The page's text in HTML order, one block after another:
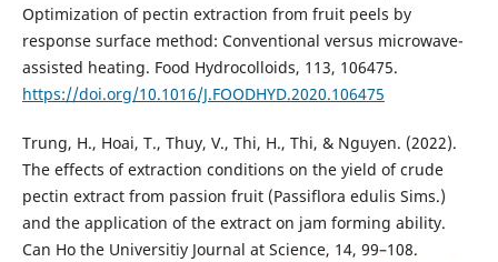
Optimization of pectin extraction from fruit peels by
response surface method: Conventional versus microwave-
assisted heating. Food Hydrocolloids, 113, 106475.
https://doi.org/10.1016/J.FOODHYD.2020.106475
Trung, H., Hoai, T., Thuy, V., Thi, H., Thi, & Nguyen. (2022).
The effects of extraction conditions on the yield of crude
pectin extract from passion fruit (Passiflora edulis Sims.)
and the application of the extract on jam forming ability.
Can Ho the Universitiy Journal at Science, 14, 99–108.